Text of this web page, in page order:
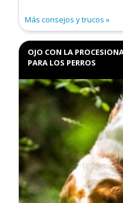
Más consejos y trucos
OJO CON LA
PARA LOS PERROS